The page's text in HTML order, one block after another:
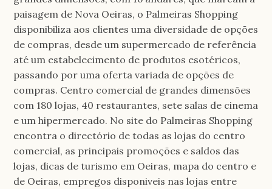
paisagem de Nova Oeiras, o Palmeiras Shopping
disponibiliza aos clientes uma diversidade de opções
de compras, desde um supermercado de referência
até um estabelecimento de produtos esotéricos,
passando por uma oferta variada de opções de
compras. Centro comercial de grandes dimensões
com 180 lojas, 40 restaurantes, sete salas de cinema
e um hipermercado. No site do Palmeiras Shopping
encontra o directório de todas as lojas do centro
comercial, as principais promoções e saldos das
lojas, dicas de turismo em Oeiras, mapa do centro e
de Oeiras, empregos disponiveis nas lojas entre